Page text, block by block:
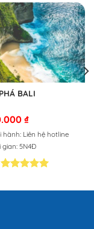
BALI
₫
hành: Liên hệ hotline
gian: 5N4Đ